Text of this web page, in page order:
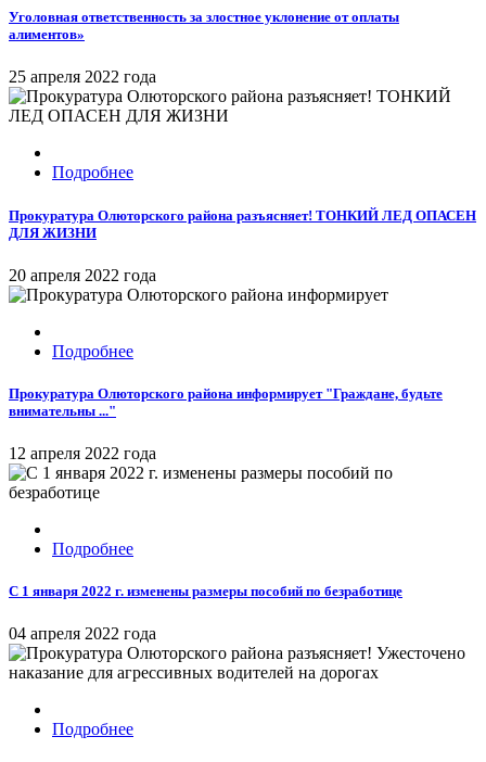
Уголовная ответственность за злостное уклонение от оплаты
алиментов»
25 апреля 2022 года
Подробнее
Прокуратура Олюторского района разъясняет! ТОНКИЙ ЛЕД ОПАСЕН
ДЛЯ ЖИЗНИ
20 апреля 2022 года
Подробнее
Прокуратура Олюторского района информирует "Граждане, будьте
внимательны ..."
12 апреля 2022 года
Подробнее
С 1 января 2022 г. изменены размеры пособий по безработице
04 апреля 2022 года
Подробнее